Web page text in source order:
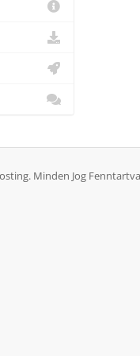
Minden Jog